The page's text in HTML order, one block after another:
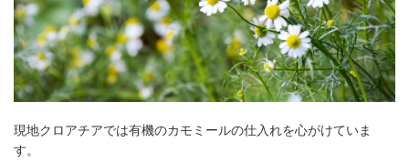
現地クロアチアでは有機のカモミールの仕入れを心がけていま
す。